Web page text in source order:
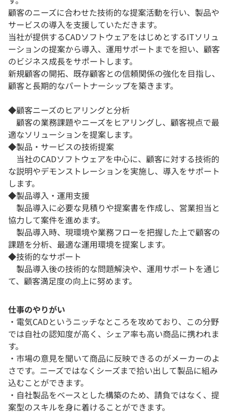
顧客のニーズに合わせた技術的な提案活動を行い、製品や
サービスの導入を支援していただきます。
当社が提供するCADソフトウェアをはじめとするITソリュ
ーションの提案から導入、運用サポートまでを担い、顧客
のビジネス成長をサポートします。
新規顧客の開拓、既存顧客との信頼関係の強化を目指し、
顧客と長期的なパートナーシップを築きます。
◆顧客ニーズのヒアリングと分析
顧客の業務課題やニーズをヒアリングし、顧客視点で最
適なソリューションを提案します。
◆製品・サービスの技術提案
当社のCADソフトウェアを中心に、顧客に対する技術的
な説明やデモンストレーションを実施し、導入をサポート
します。
◆製品導入・運用支援
製品導入に必要な見積りや提案書を作成し、営業担当と
協力して案件を進めます。
製品導入時、現環境や業務フローを把握した上で顧客の
課題を分析、最適な運用環境を提案します。
◆技術的なサポート
製品導入後の技術的な問題解決や、運用サポートを通じ
て、顧客満足度の向上に努めます。
仕事のやりがい
・電気CADというニッチなところを攻めており、この分野
では自社の認知度が高く、シェア率も高い商品に携われま
す。
・市場の意見を聞いて商品に反映できるのがメーカーのよ
さです。ニーズではなくシーズまで拾い出して製品に組み
込むことができます。
・自社製品をベースとした構築のため、請負ではなく、提
案型のスキルを身に着けることができます。